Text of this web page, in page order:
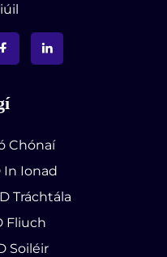
Chónaí
In Ionad
Tráchtála
Fliuch
Soiléir